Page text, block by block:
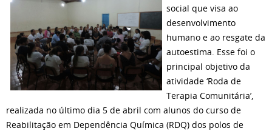
social que visa ao
desenvolvimento
humano e ao resgate da
autoestima. Esse foi o
principal objetivo da
atividade ‘Roda de
Terapia Comunitária’,
realizada no último dia 5 de abril com alunos do curso de
Reabilitação em Dependência Química (RDQ) dos polos de